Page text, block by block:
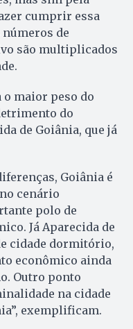
cumprir essa
números de
são multiplicados
o maior peso do
do
de Goiânia, que já
Goiânia é
cenário
polo de
Já Aparecida de
cidade dormitório,
econômico ainda
Outro ponto
na cidade
exemplificam.